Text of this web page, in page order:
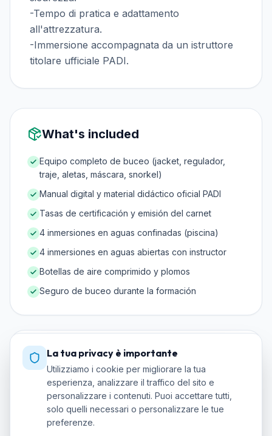
-Tempo di pratica e adattamento
all'attrezzatura.
-Immersione accompagnata da un istruttore
titolare ufficiale PADI.
What's included
Equipo completo de buceo (jacket, regulador,
traje, aletas, máscara, snorkel)
Manual digital y material didáctico oficial PADI
Tasas de certificación y emisión del carnet
4 inmersiones en aguas confinadas (piscina)
4 inmersiones en aguas abiertas con instructor
Botellas de aire comprimido y plomos
Seguro de buceo durante la formación
Requirements
Edad mínima: 10 años (Open Water Junior) o 15
años (Open Water completo)
Saber nadar 200 m sin parar (estilo libre, espalda o
braza)
La tua privacy è importante
Utilizziamo i cookie per migliorare la tua
esperienza, analizzare il traffico del sito e
personalizzare i contenuti. Puoi accettare tutti,
solo quelli necessari o personalizzare le tue
preferenze.